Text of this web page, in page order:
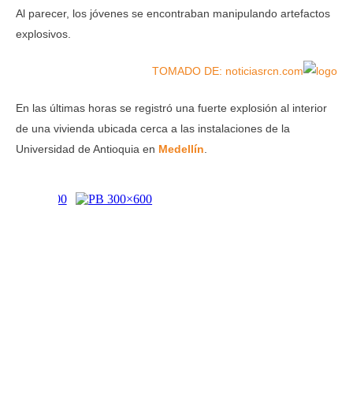
Al parecer, los jóvenes se encontraban manipulando artefactos
explosivos.
TOMADO DE: noticiasrcn.com
En las últimas horas se registró una fuerte explosión al interior
de una vivienda ubicada cerca a las instalaciones de la
Universidad de Antioquia en Medellín